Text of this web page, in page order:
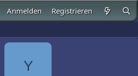
Anmelden Registrieren
Y